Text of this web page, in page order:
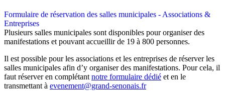
Formulaire de réservation des salles municipales - Associations &
Entreprises
Plusieurs salles municipales sont disponibles pour organiser des
manifestations et pouvant accueillir de 19 à 800 personnes.
Il est possible pour les associations et les entreprises de réserver les
salles municipales afin d’y organiser des manifestations. Pour cela, il
faut réserver en complétant notre formulaire dédié et en le
transmettant à evenement@grand-senonais.fr